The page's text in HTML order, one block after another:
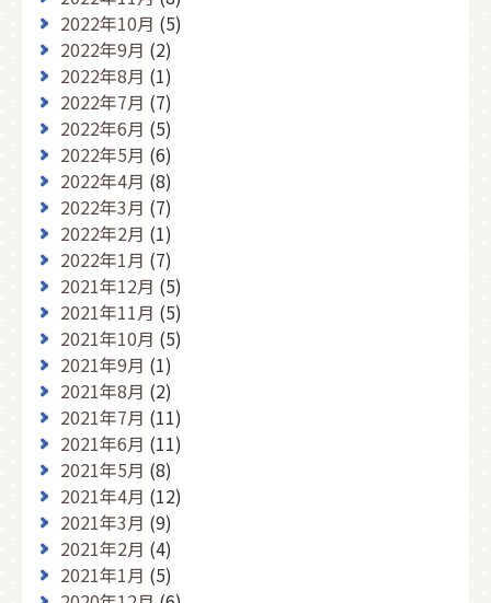
2022年10月 (5)
2022年9月 (2)
2022年8月 (1)
2022年7月 (7)
2022年6月 (5)
2022年5月 (6)
2022年4月 (8)
2022年3月 (7)
2022年2月 (1)
2022年1月 (7)
2021年12月 (5)
2021年11月 (5)
2021年10月 (5)
2021年9月 (1)
2021年8月 (2)
2021年7月 (11)
2021年6月 (11)
2021年5月 (8)
2021年4月 (12)
2021年3月 (9)
2021年2月 (4)
2021年1月 (5)